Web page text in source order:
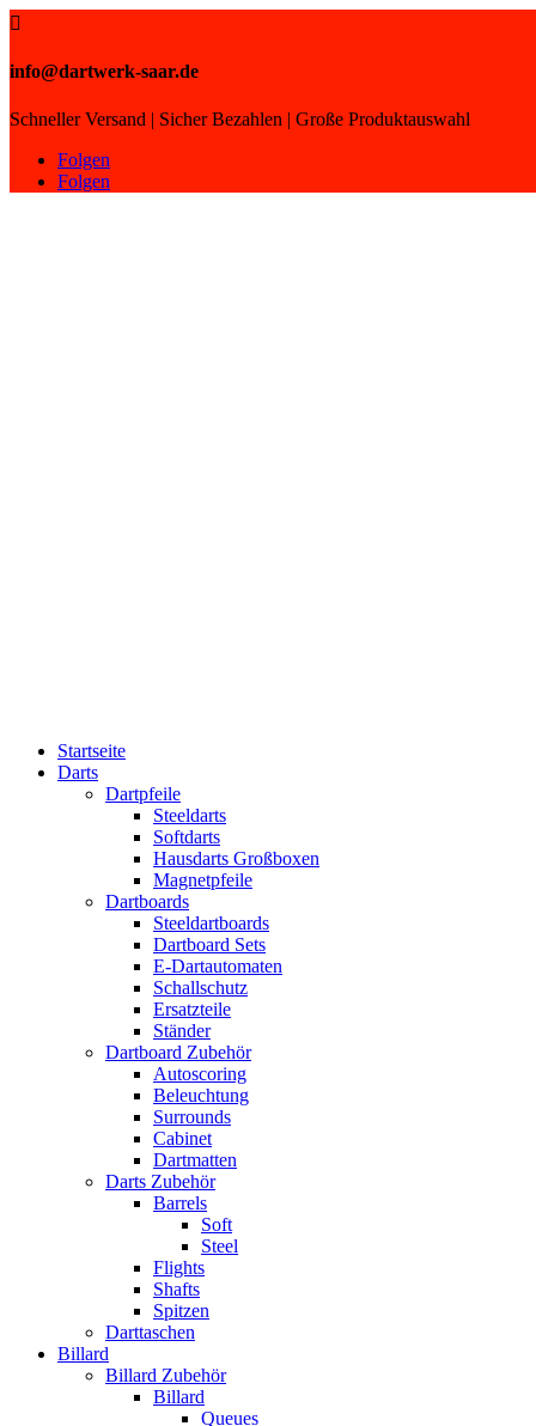

info@dartwerk-saar.de
Schneller Versand | Sicher Bezahlen | Große Produktauswahl
Folgen
Folgen
Startseite
Darts
Dartpfeile
Steeldarts
Softdarts
Hausdarts Großboxen
Magnetpfeile
Dartboards
Steeldartboards
Dartboard Sets
E-Dartautomaten
Schallschutz
Ersatzteile
Ständer
Dartboard Zubehör
Autoscoring
Beleuchtung
Surrounds
Cabinet
Dartmatten
Darts Zubehör
Barrels
Soft
Steel
Flights
Shafts
Spitzen
Darttaschen
Billard
Billard Zubehör
Billard
Queues